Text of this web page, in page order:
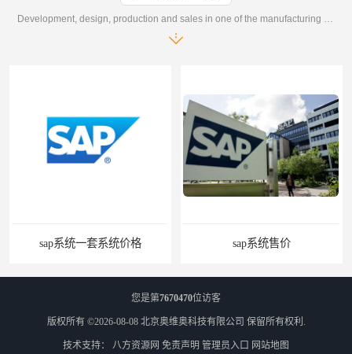
统一套系统价格 sap系统售价
您是第7670470位访客
版权所有 ©2026-08-08 北京奥维奥科技有限公司 保留所有权利.
技术支持： 八方资源网 免责声明 管理员入口 网站地图